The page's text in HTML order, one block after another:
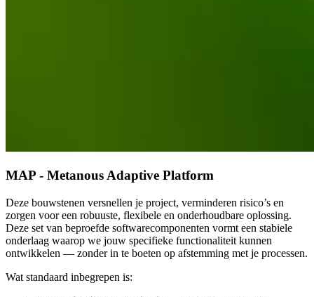
MAP - Metanous Adaptive Platform
Deze bouwstenen versnellen je project, verminderen risico’s en
zorgen voor een robuuste, flexibele en onderhoudbare oplossing.
Deze set van beproefde softwarecomponenten vormt een stabiele
onderlaag waarop we jouw specifieke functionaliteit kunnen
ontwikkelen — zonder in te boeten op afstemming met je processen.
Wat standaard inbegrepen is: